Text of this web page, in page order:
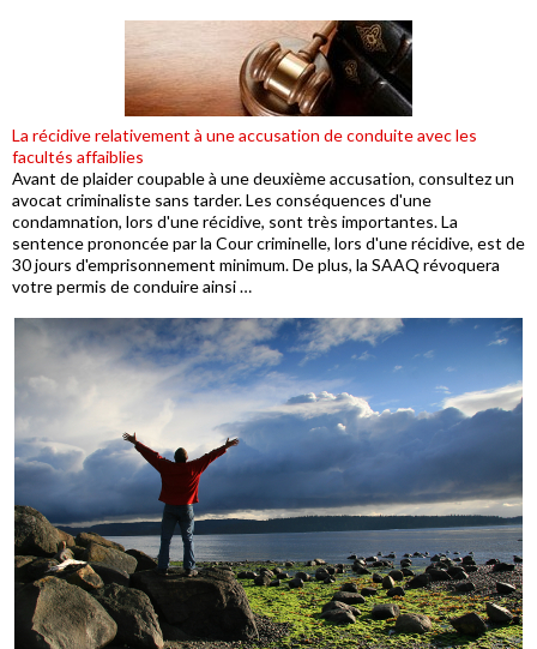
La récidive relativement à une accusation de conduite avec les
facultés affaiblies
Avant de plaider coupable à une deuxième accusation, consultez un
avocat criminaliste sans tarder. Les conséquences d'une
condamnation, lors d'une récidive, sont très importantes. La
sentence prononcée par la Cour criminelle, lors d'une récidive, est de
30 jours d'emprisonnement minimum. De plus, la SAAQ révoquera
votre permis de conduire ainsi …